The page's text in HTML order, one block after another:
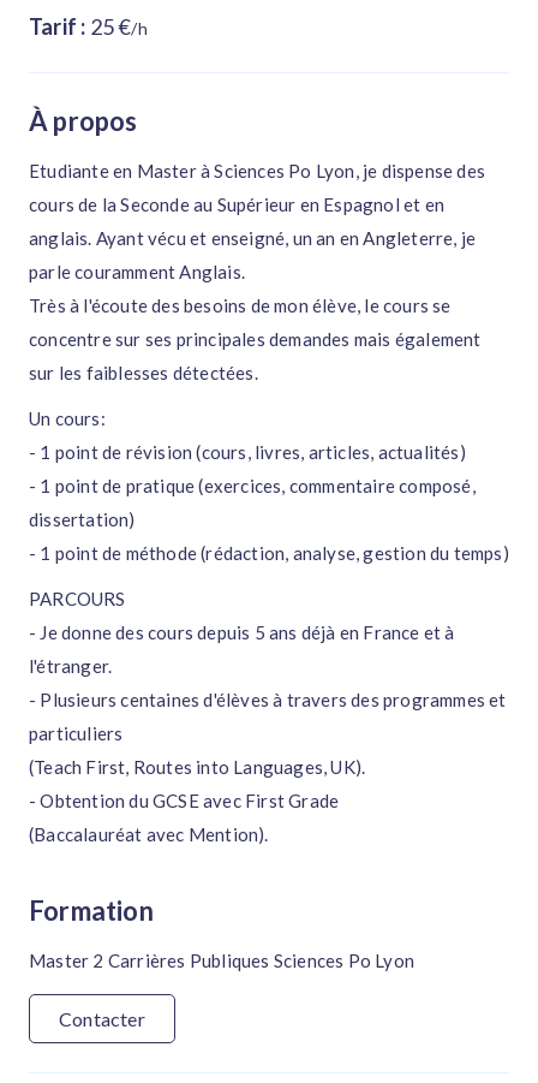
Tarif : 25 €/h
À propos
Etudiante en Master à Sciences Po Lyon, je dispense des
cours de la Seconde au Supérieur en Espagnol et en
anglais. Ayant vécu et enseigné, un an en Angleterre, je
parle couramment Anglais.
Très à l'écoute des besoins de mon élève, le cours se
concentre sur ses principales demandes mais également
sur les faiblesses détectées.
Un cours:
- 1 point de révision (cours, livres, articles, actualités)
- 1 point de pratique (exercices, commentaire composé,
dissertation)
- 1 point de méthode (rédaction, analyse, gestion du temps)
PARCOURS
- Je donne des cours depuis 5 ans déjà en France et à
l'étranger.
- Plusieurs centaines d'élèves à travers des programmes et
particuliers
(Teach First, Routes into Languages, UK).
- Obtention du GCSE avec First Grade
(Baccalauréat avec Mention).
Formation
Master 2 Carrières Publiques Sciences Po Lyon
Contacter